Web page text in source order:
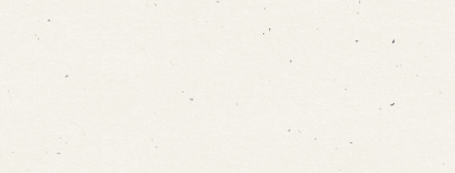
FAQ Call us
Reservation